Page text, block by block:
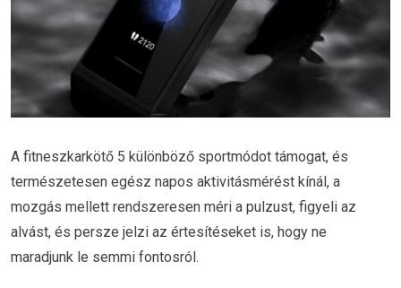
A fitneszkarkötő 5 különböző sportmódot támogat, és
természetesen egész napos aktivitásmérést kínál, a
mozgás mellett rendszeresen méri a pulzust, figyeli az
alvást, és persze jelzi az értesítéseket is, hogy ne
maradjunk le semmi fontosról.